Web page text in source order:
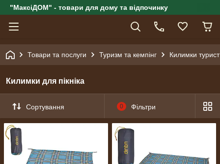
"МаксіДОМ" - товари для дому та відпочинку
Товари та послуги Туризм та кемпінг Килимки
Килимки для пікніка
Сортування 0 Фільтри